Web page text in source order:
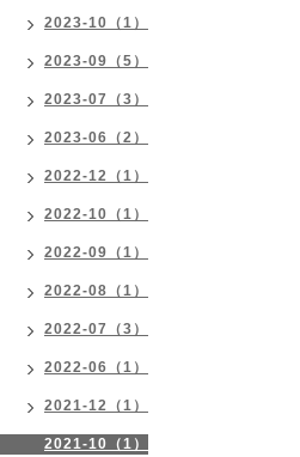
2023-10（1）
2023-09（5）
2023-07（3）
2023-06（2）
2022-12（1）
2022-10（1）
2022-09（1）
2022-08（1）
2022-07（3）
2022-06（1）
2021-12（1）
2021-10（1）